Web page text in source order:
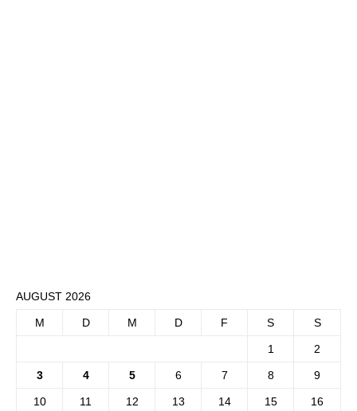
AUGUST 2026
M D M D F S S
1 2
3 4 5 6 7 8 9
10 11 12 13 14 15 16